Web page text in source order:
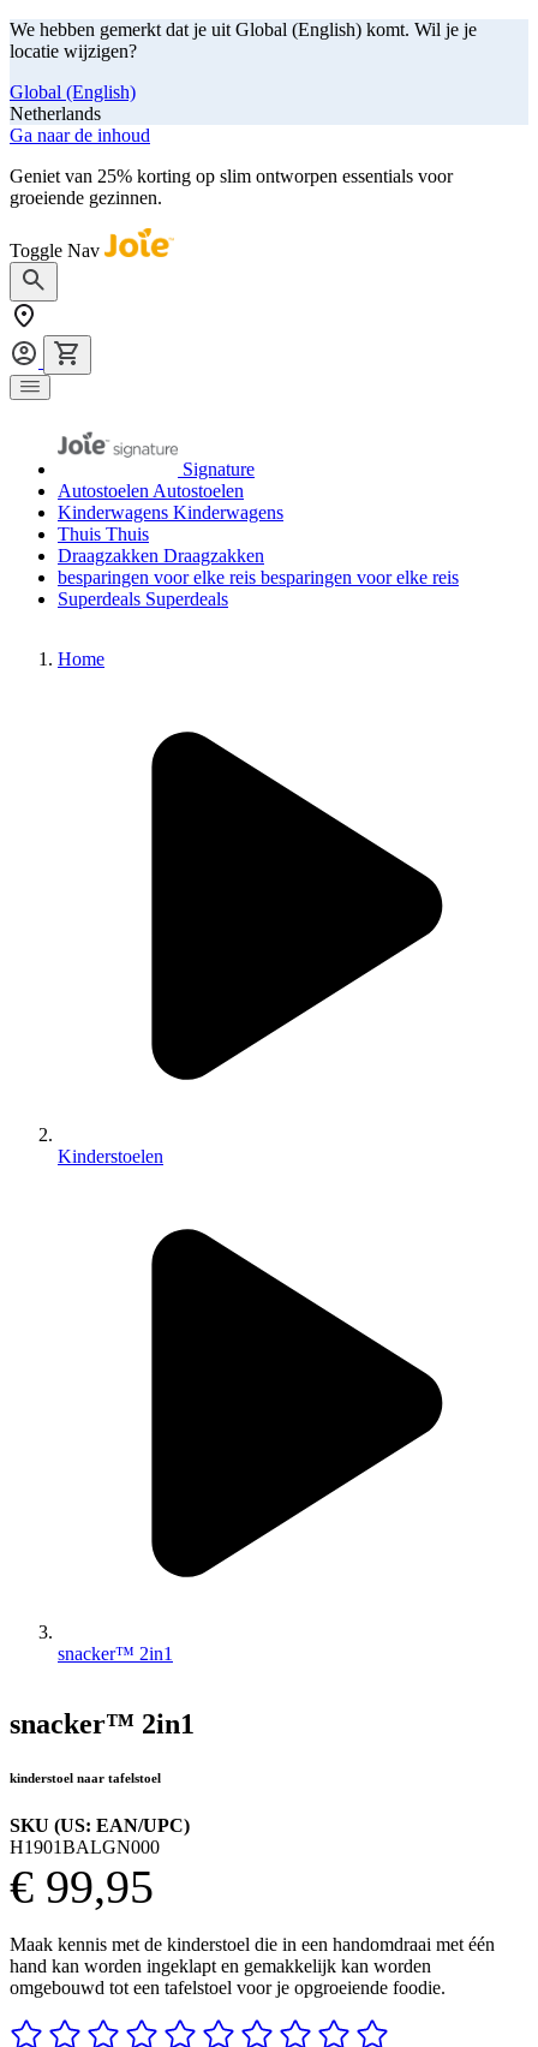
We hebben gemerkt dat je uit Global (English) komt. Wil je je
locatie wijzigen?
Global (English)
Netherlands
Ga naar de inhoud
Geniet van 25% korting op slim ontworpen essentials voor
groeiende gezinnen.
Toggle Nav
Signature
Autostoelen Autostoelen
Kinderwagens Kinderwagens
Thuis Thuis
Draagzakken Draagzakken
besparingen voor elke reis besparingen voor elke reis
Superdeals Superdeals
Home
Kinderstoelen
snacker™ 2in1
snacker™ 2in1
kinderstoel naar tafelstoel
SKU (US: EAN/UPC)
H1901BALGN000
€ 99,95
Maak kennis met de kinderstoel die in een handomdraai met één
hand kan worden ingeklapt en gemakkelijk kan worden
omgebouwd tot een tafelstoel voor je opgroeiende foodie.